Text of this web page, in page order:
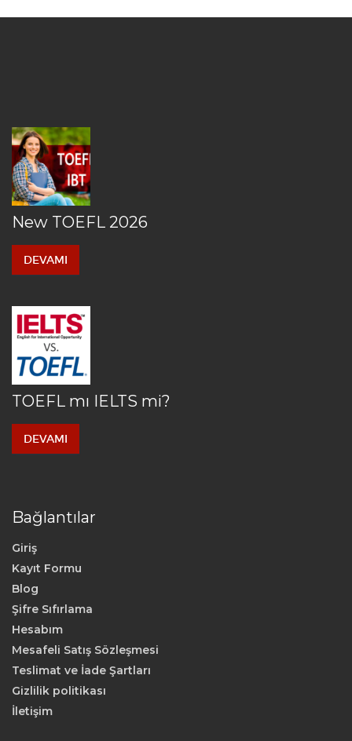
New TOEFL 2026
DEVAMI
TOEFL mı IELTS mi?
DEVAMI
Bağlantılar
Giriş
Kayıt Formu
Blog
Şifre Sıfırlama
Hesabım
Mesafeli Satış Sözleşmesi
Teslimat ve İade Şartları
Gizlilik politikası
İletişim